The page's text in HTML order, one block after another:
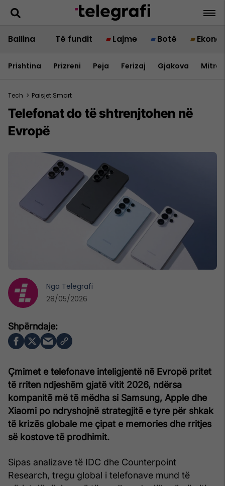
Ballina Të fundit Lajme Botë
Prishtina Prizreni Peja Ferizaj Gjakova
Tech > Paisjet Smart
Telefonat do të shtrenjtohen në
Evropë
Çmimet e telefonave inteligjentë në Evropë pritet
të rriten ndjeshëm gjatë vitit 2026, ndërsa
kompanitë më të mëdha si Samsung, Apple dhe
Xiaomi po ndryshojnë strategjitë e tyre për shkak
të krizës globale me çipat e memories dhe rritjes
së kostove të prodhimit.
Sipas analizave të IDC dhe Counterpoint
Research, tregu global i telefonave mund të
Nga Telegrafi
28/05/2026